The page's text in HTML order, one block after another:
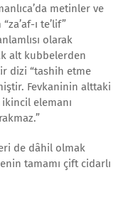
metinler ve
ı te’lif”
olarak
alt kubbelerden
dizi “tashih etme
Fevkaninin alttaki
elemanı
de dâhil olmak
tamamı çift cidarlı